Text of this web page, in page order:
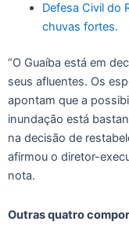
Defesa Civil do
chuvas fortes.
“O Guaíba está em
seus afluentes. Os
apontam que a
inundação está
na decisão de
afirmou o diretor-
nota.
Outras quatro